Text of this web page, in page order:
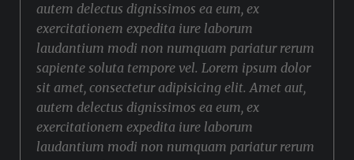
autem delectus dignissimos ea eum, ex
exercitationem expedita iure laborum
laudantium modi non numquam pariatur rerum
sapiente soluta tempore vel. Lorem ipsum dolor
sit amet, consectetur adipisicing elit. Amet aut,
autem delectus dignissimos ea eum, ex
exercitationem expedita iure laborum
laudantium modi non numquam pariatur rerum